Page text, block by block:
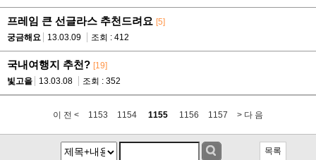
프레임 큰 선글라스 추천드려요 [5]
궁금해요
13.03.09 조회 : 412
국내여행지 추천? [19]
빛고을
13.03.08 조회 : 352
이 전 < 1153 1154 1155 1156 1157 > 다 음
목록